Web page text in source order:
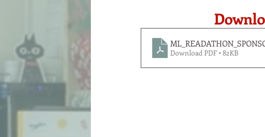
Download PDF • 82KB